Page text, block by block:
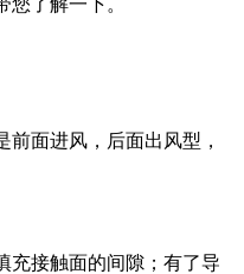
了解一下。
面进风，后面出风型，
充接触面的间隙；有了导